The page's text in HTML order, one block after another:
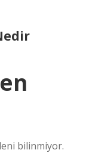
bilinmiyor.